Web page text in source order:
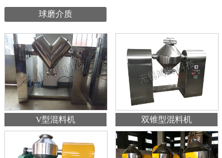
球磨介质
V型混料机 双锥型混料机